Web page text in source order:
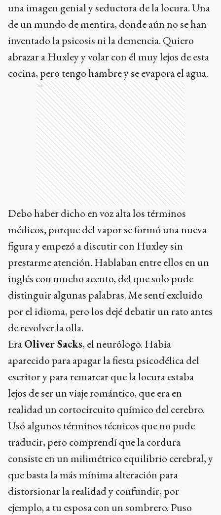
una imagen genial y seductora de la locura. Una
de un mundo de mentira, donde aún no se han
inventado la psicosis ni la demencia. Quiero
abrazar a Huxley y volar con él muy lejos de esta
cocina, pero tengo hambre y se evapora el agua.
Ads
Debo haber dicho en voz alta los términos
médicos, porque del vapor se formó una nueva
figura y empezó a discutir con Huxley sin
prestarme atención. Hablaban entre ellos en un
inglés con mucho acento, del que solo pude
distinguir algunas palabras. Me sentí excluido
por el idioma, pero los dejé debatir un rato antes
de revolver la olla.
EraOliver Sacks, el neurólogo. Había
aparecido para apagar la fiesta psicodélica del
escritor y para remarcar que la locura estaba
lejos de ser un viaje romántico, que era en
realidad un cortocircuito químico del cerebro.
Usó algunos términos técnicos que no pude
traducir, pero comprendí que la cordura
consiste en un milimétrico equilibrio cerebral, y
que basta la más mínima alteración para
distorsionar la realidad y confundir, por
ejemplo, a tu esposa con un sombrero. Puso